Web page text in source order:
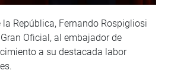
República, Fernando Rospigliosi
Oficial, al embajador de
a su destacada labor